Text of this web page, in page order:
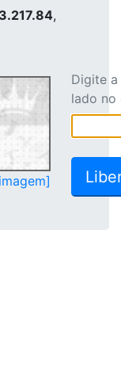
,
Digite
lado no